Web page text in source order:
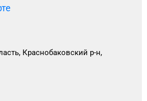
Краснобаковский р-н,